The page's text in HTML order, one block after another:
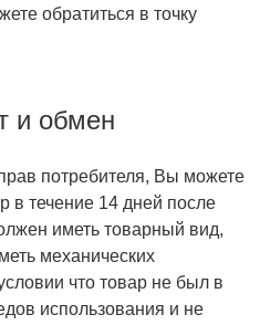
обратиться в точку
и обмен
потребителя, Вы можете
в течение 14 дней после
иметь товарный вид,
механических
что товар не был в
использования и не